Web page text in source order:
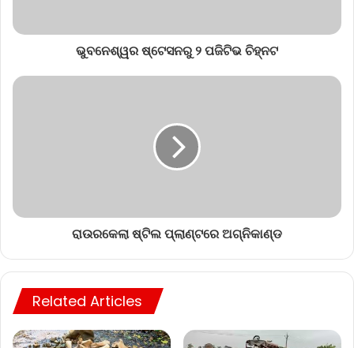
ଭୁବନେଶ୍ୱର ଷ୍ଟେସନରୁ ୨ ପଜିଟିଭ ଚିହ୍ନଟ
ରାଉରକେଲା ଷ୍ଟିଲ ପ୍ଲାଣ୍ଟରେ ଅଗ୍ନିକାଣ୍ଡ
Related Articles